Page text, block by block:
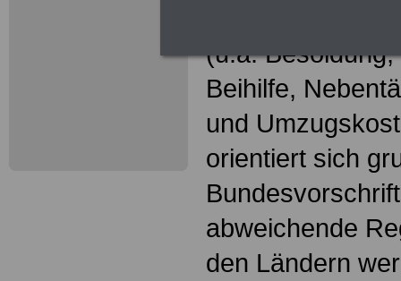
(u.a.
Beihilfe,
und
orientiert sich
abweichende
den Ländern